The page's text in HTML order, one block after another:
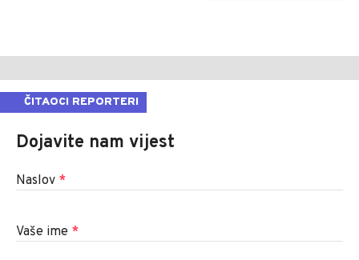
ČITAOCI REPORTERI
Dojavite nam vijest
Naslov *
Vaše ime *